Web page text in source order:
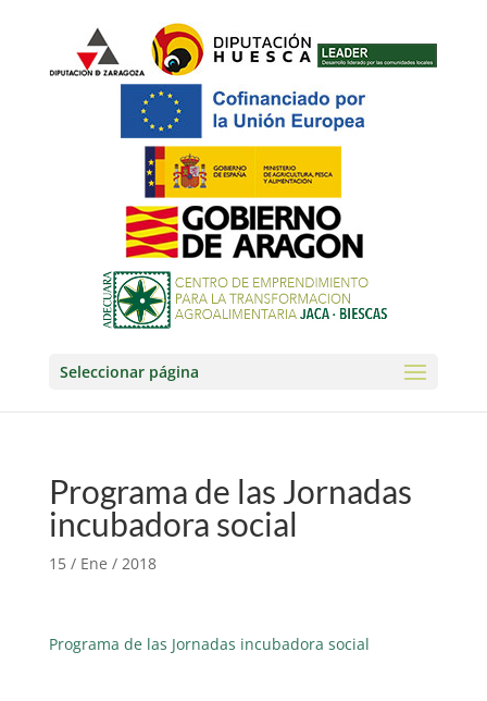
Seleccionar página
Programa de las Jornadas
incubadora social
15 / Ene / 2018
Programa de las Jornadas incubadora social